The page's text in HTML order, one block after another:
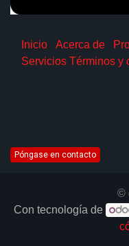
Inicio Acerca de
Servicios Términos y
Póngase en contacto
©
Con tecnología de